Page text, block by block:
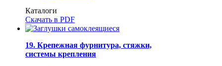
Каталоги
Скачать в PDF
19. Крепежная фурнитура, стяжки,
системы крепления